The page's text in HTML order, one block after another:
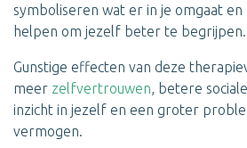
symboliseren wat er in je omgaat en
helpen om jezelf beter te begrijpen.
Gunstige effecten van deze
meer zelfvertrouwen, betere
inzicht in jezelf en een groter
vermogen.